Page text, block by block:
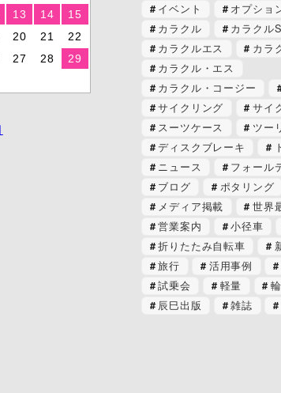
13 14
15
20 21
22
27 28
29
イベント
オプショ
カラクル
カラクルS
カラクルエス
カラ
カラクル・エス
カラクル・コージー
サイクリング
サイ
スーツケース
ツー
ディスクブレーキ
ニュース
フォール
ブログ
ポタリング
メディア掲載
世界
営業案内
小径車
折りたたみ自転車
旅行
活用事例
試乗会
軽量
辰巳出版
雑誌